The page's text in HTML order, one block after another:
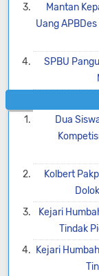
Mantan
Uang
SPBU
Dua
Kolbert
Kejari
Tindak
Kejari